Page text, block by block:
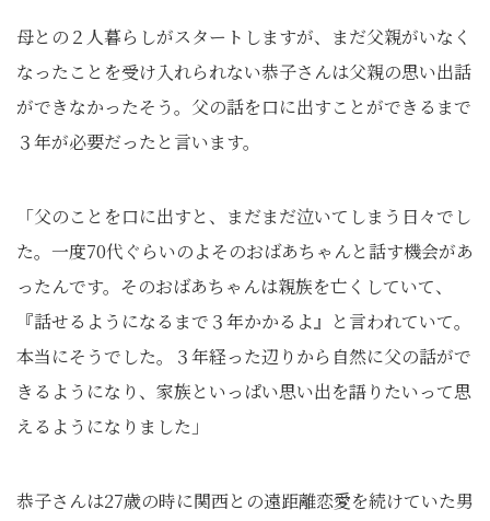
母との２人暮らしがスタートしますが、まだ父親がいなく
なったことを受け入れられない恭子さんは父親の思い出話
ができなかったそう。父の話を口に出すことができるまで
３年が必要だったと言います。
「父のことを口に出すと、まだまだ泣いてしまう日々でし
た。一度70代ぐらいのよそのおばあちゃんと話す機会があ
ったんです。そのおばあちゃんは親族を亡くしていて、
『話せるようになるまで３年かかるよ』と言われていて。
本当にそうでした。３年経った辺りから自然に父の話がで
きるようになり、家族といっぱい思い出を語りたいって思
えるようになりました」
恭子さんは27歳の時に関西との遠距離恋愛を続けていた男